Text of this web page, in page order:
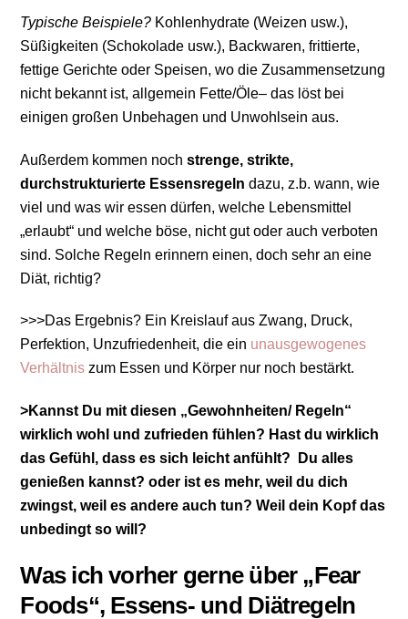
Typische Beispiele? Kohlenhydrate (Weizen usw.),
Süßigkeiten (Schokolade usw.), Backwaren, frittierte,
fettige Gerichte oder Speisen, wo die Zusammensetzung
nicht bekannt ist, allgemein Fette/Öle– das löst bei
einigen großen Unbehagen und Unwohlsein aus.
Außerdem kommen nochstrenge, strikte,
durchstrukturierte Essensregeln dazu, z.b. wann, wie
viel und was wir essen dürfen, welche Lebensmittel
„erlaubt“ und welche böse, nicht gut oder auch verboten
sind. Solche Regeln erinnern einen, doch sehr an eine
Diät, richtig?
>>>Das Ergebnis? Ein Kreislauf aus Zwang, Druck,
Perfektion, Unzufriedenheit, die ein unausgewogenes
Verhältnis zum Essen und Körper nur noch bestärkt.
>Kannst Du mit diesen „Gewohnheiten/ Regeln“
wirklich wohl und zufrieden fühlen? Hast du wirklich
das Gefühl, dass es sich leicht anfühlt? Du alles
genießen kannst? oder ist es mehr, weil du dich
zwingst, weil es andere auch tun? Weil dein Kopf das
unbedingt so will?
Was ich vorher gerne über „Fear
Foods“, Essens- und Diätregeln